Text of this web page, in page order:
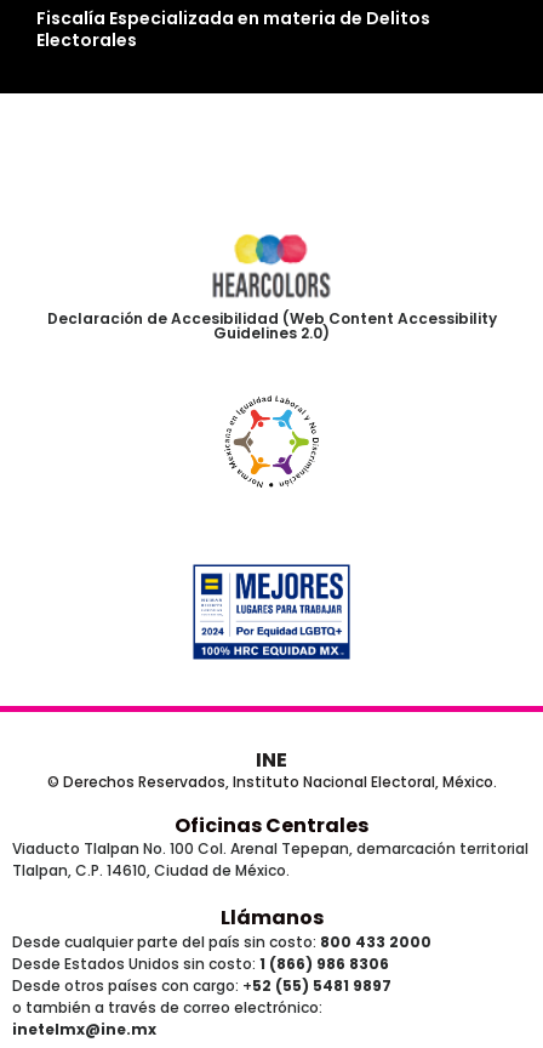
Fiscalía Especializada en materia de Delitos
Electorales
Declaración de Accesibilidad (Web Content Accessibility
Guidelines 2.0)
INE
© Derechos Reservados, Instituto Nacional Electoral, México.
Oficinas Centrales
Viaducto Tlalpan No. 100 Col. Arenal Tepepan, demarcación territorial
Tlalpan, C.P. 14610, Ciudad de México.
Llámanos
Desde cualquier parte del país sin costo: 800 433 2000
Desde Estados Unidos sin costo: 1 (866) 986 8306
Desde otros países con cargo: +52 (55) 5481 9897
o también a través de correo electrónico:
inetelmx@ine.mx